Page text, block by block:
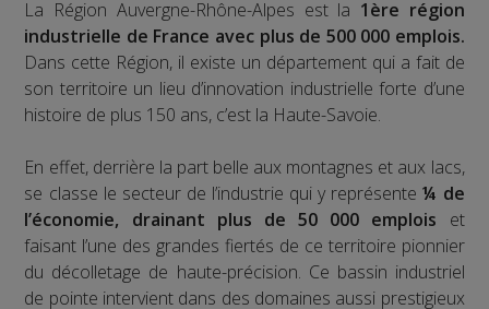
La Région Auvergne-Rhône-Alpes est la 1ère région
industrielle de France avec plus de 500 000 emplois.
Dans cette Région, il existe un département qui a fait de
son territoire un lieu d’innovation industrielle forte d’une
histoire de plus 150 ans, c’est la Haute-Savoie.
En effet, derrière la part belle aux montagnes et aux lacs,
se classe le secteur de l’industrie qui y représente¼ de
l’économie, drainant plus de 50 000 emplois et
faisant l’une des grandes fiertés de ce territoire pionnier
du décolletage de haute-précision. Ce bassin industriel
de pointe intervient dans des domaines aussi prestigieux